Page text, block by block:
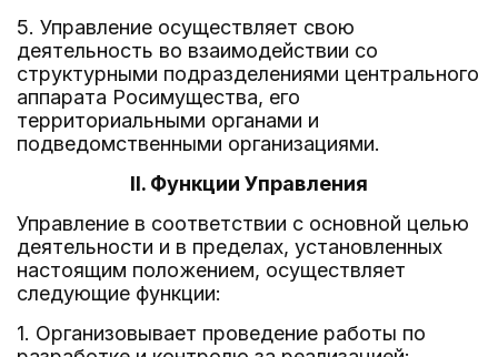
5. Управление осуществляет свою
деятельность во взаимодействии со
структурными подразделениями центрального
аппарата Росимущества, его
территориальными органами и
подведомственными организациями.
II. Функции Управления
Управление в соответствии с основной целью
деятельности и в пределах, установленных
настоящим положением, осуществляет
следующие функции:
1. Организовывает проведение работы по